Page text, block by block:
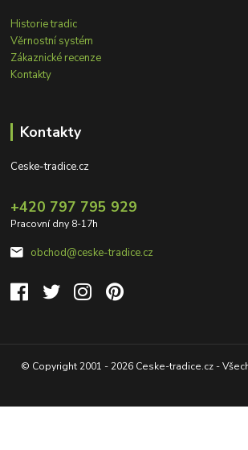
Historie tradic
Věrnostní systém
Zákaznické recenze
Kontakty
Kontakty
Ceske-tradice.cz
+420 797 795 929
Pracovní dny 8-17h
obchod@ceske-tradice.cz
© Copyright 2001 - 2026 Ceske-tradice.cz -